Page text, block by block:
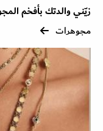
زيّني والدتك بأفخم
مجوهرات